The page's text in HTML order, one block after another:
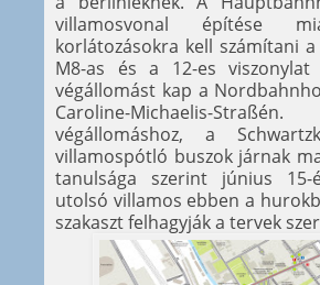
villamosvonal építése
korlátozásokra kell számítani
M8-as és a 12-es viszonylat
végállomást kap a
Caroline-Michaelis-
végállomáshoz, a
villamospótló buszok járnak
tanulsága szerint június
utolsó villamos ebben a
szakaszt felhagyják a tervek